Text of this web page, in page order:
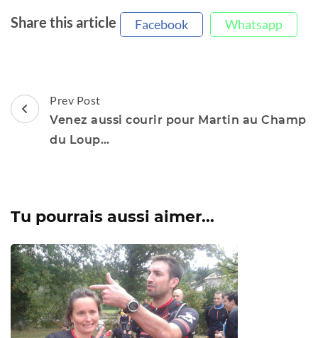
Share this article Facebook Whatsapp
Post
Navigation
Prev Post
Venez aussi courir pour Martin au Champ
du Loup…
Tu pourrais aussi aimer...